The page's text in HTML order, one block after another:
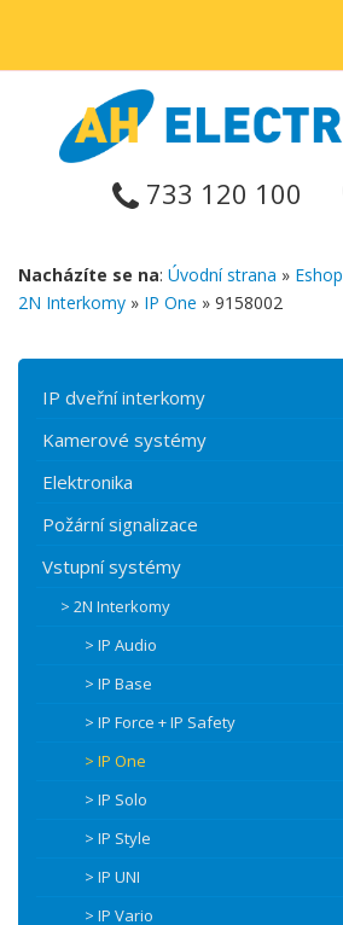
733 120 100
Nacházíte se na: Úvodní strana » Eshop
2N Interkomy » IP One » 9158002
IP dveřní interkomy
Kamerové systémy
Elektronika
Požární signalizace
Vstupní systémy
> 2N Interkomy
> IP Audio
> IP Base
> IP Force + IP Safety
> IP One
> IP Solo
> IP Style
> IP UNI
> IP Vario